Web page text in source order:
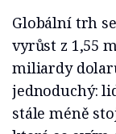
Globální trh
vyrůst z 1,55
miliardy
jednoduchý:
stále méně